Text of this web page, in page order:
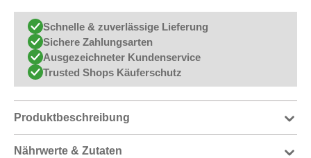
Schnelle & zuverlässige Lieferung
Sichere Zahlungsarten
Ausgezeichneter Kundenservice
Trusted Shops Käuferschutz
Produktbeschreibung
Nährwerte & Zutaten